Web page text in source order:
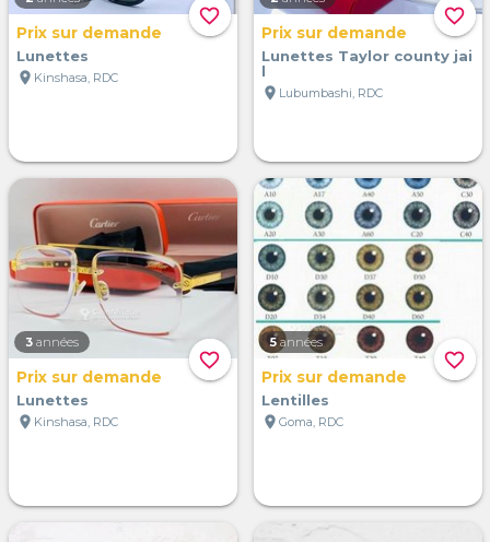
favorite_border
Prix sur demande
Lunettes
location_on Kinshasa, RDC
favorite_border
Prix sur demande
Lunettes Taylor county jai
l
location_on Lubumbashi, RDC
favorite_border
3 années
Prix sur demande
Lunettes
location_on Kinshasa, RDC
favorite_border
5 années
Prix sur demande
Lentilles
location_on Goma, RDC